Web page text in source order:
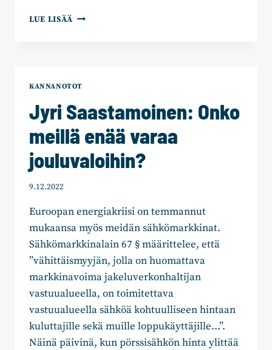
LUE LISÄÄ JYRI
KANNANOTOT
Jyri Saastamoinen: Onko
meillä enää varaa
jouluvaloihin?
9.12.2022
Euroopan energiakriisi on temmannut
mukaansa myös meidän sähkömarkkinat.
Sähkömarkkinalain 67 § määrittelee, että
”vähittäismyyjän, jolla on huomattava
markkinavoima jakeluverkonhaltijan
vastuualueella, on toimitettava
vastuualueella sähköä kohtuulliseen hintaan
kuluttajille sekä muille loppukäyttäjille…”.
Näinä päivinä, kun pörssisähkön hinta ylittää